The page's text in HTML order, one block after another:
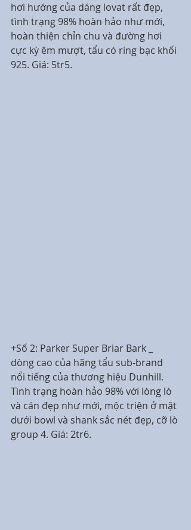
hơi hướng của dáng lovat rất đẹp,
tình trạng 98% hoàn hảo như mới,
hoàn thiện chỉn chu và đường hơi
cực kỳ êm mượt, tẩu có ring bạc khối
925. Giá: 5tr5.
+Số 2: Parker Super Briar Bark _
dòng cao của hãng tẩu sub-brand
nổi tiếng của thương hiệu Dunhill.
Tình trạng hoàn hảo 98% với lòng lò
và cán đẹp như mới, mộc triện ở mặt
dưới bowl và shank sắc nét đẹp, cỡ lò
group 4. Giá: 2tr6.